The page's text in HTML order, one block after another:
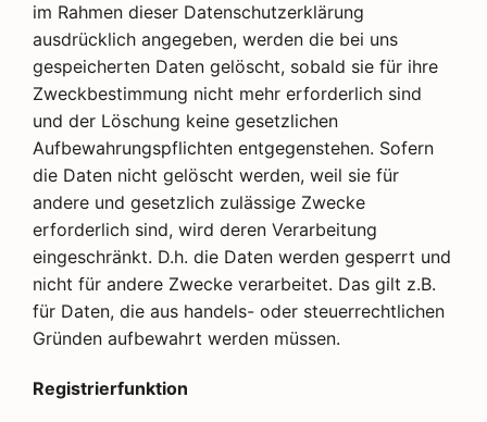
im Rahmen dieser Datenschutzerklärung
ausdrücklich angegeben, werden die bei uns
gespeicherten Daten gelöscht, sobald sie für ihre
Zweckbestimmung nicht mehr erforderlich sind
und der Löschung keine gesetzlichen
Aufbewahrungspflichten entgegenstehen. Sofern
die Daten nicht gelöscht werden, weil sie für
andere und gesetzlich zulässige Zwecke
erforderlich sind, wird deren Verarbeitung
eingeschränkt. D.h. die Daten werden gesperrt und
nicht für andere Zwecke verarbeitet. Das gilt z.B.
für Daten, die aus handels- oder steuerrechtlichen
Gründen aufbewahrt werden müssen.
Registrierfunktion